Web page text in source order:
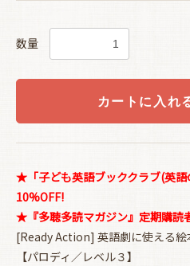
数量
カートに入れ
★「子ども英語ブッククラブ(英
10%OFF!
★『多聴多読マガジン』定期購読
[Ready Action] 英語劇に使える絵
【パロディ／レベル３】